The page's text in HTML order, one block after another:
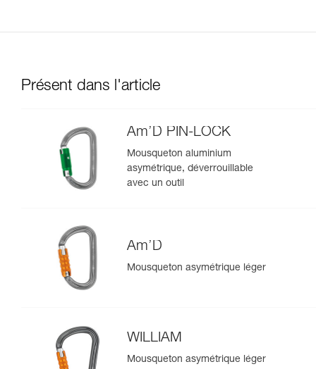
Présent dans l'article
Am’D PIN-LOCK
Mousqueton aluminium
asymétrique, déverrouillable
avec un outil
Am’D
Mousqueton asymétrique léger
WILLIAM
Mousqueton asymétrique léger